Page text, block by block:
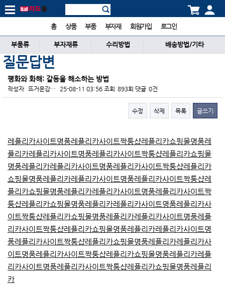
홈 상품 부품 부자재 회원가입 로그인
부품류 부자재류 수리방법 배송방법/기타
질문답변
평화와 화해: 갈등을 해소하는 방법
작성자 뜨거운감… 25-08-11 03:56 조회 893회 댓글 0건
수정 삭제 목록 글쓰기
레플리카사이트명품레플리카사이트짝퉁샵레플리카쇼핑몰명품레
플리카레플리카사이트명품레플리카사이트짝퉁샵레플리카쇼핑몰
명품레플리카레플리카사이트명품레플리카사이트짝퉁샵레플리카
쇼핑몰명품레플리카레플리카사이트명품레플리카사이트짝퉁샵레
플리카쇼핑몰명품레플리카레플리카사이트명품레플리카사이트짝
퉁샵레플리카쇼핑몰명품레플리카레플리카사이트명품레플리카사
이트짝퉁샵레플리카쇼핑몰명품레플리카레플리카사이트명품레플
리카사이트짝퉁샵레플리카쇼핑몰명품레플리카레플리카사이트명
품레플리카사이트짝퉁샵레플리카쇼핑몰명품레플리카레플리카사
이트명품레플리카사이트짝퉁샵레플리카쇼핑몰명품레플리카레플
리카사이트명품레플리카사이트짝퉁샵레플리카쇼핑몰명품레플리
카